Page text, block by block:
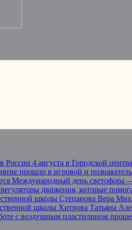
России 4 августа в Городской
прошло в игровой и
Международный день
движения, которые
школы Степанова Вера
школы Хитрова Татьяна
с воздушным пластилином